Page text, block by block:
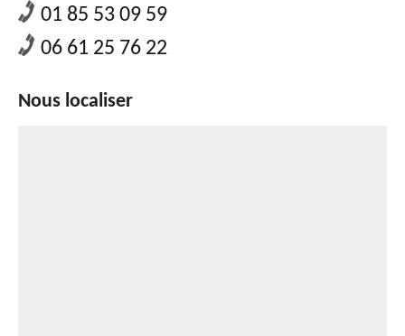
01 85 53 09 59
06 61 25 76 22
Nous localiser